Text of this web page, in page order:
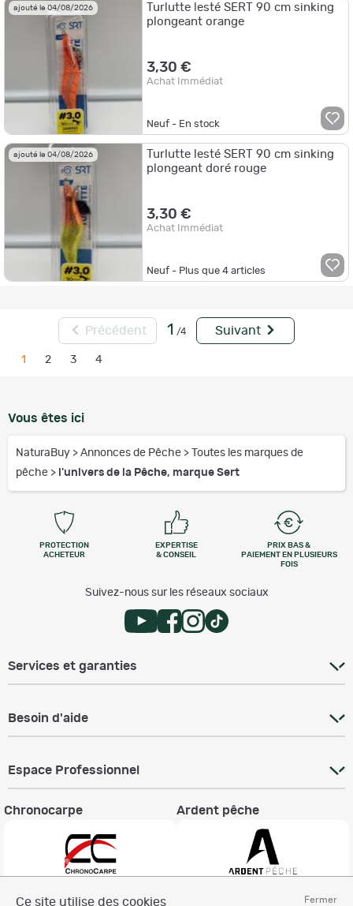
Fermer
Ce site utilise des cookies
ajouté le 04/08/2026
Turlutte lesté SERT 90 cm sinking
plongeant orange
3,30 €
Achat Immédiat
Neuf - En stock
ajouté le 04/08/2026
Turlutte lesté SERT 90 cm sinking
plongeant doré rouge
3,30 €
Achat Immédiat
Neuf - Plus que4 articles
Précédent 1 /4 Suivant
1 2 3 4
Vous êtes ici
NaturaBuy > Annonces de Pêche >
Toutes les marques de
pêche > l'univers de la Pêche, marque Sert
PROTECTION
ACHETEUR
EXPERTISE
& CONSEIL
PRIX BAS &
PAIEMENT EN PLUSIEURS
FOIS
Suivez-nous sur les réseaux sociaux
Services et garanties
Besoin d'aide
Espace Professionnel
Chronocarpe Ardent pêche